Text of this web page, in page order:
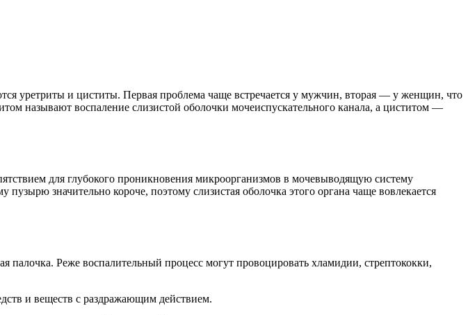
уретриты и циститы. Первая проблема чаще встречается у мужчин, вторая — у женщин, что
называют воспаление слизистой оболочки мочеиспускательного канала, а циститом —
для глубокого проникновения микроорганизмов в мочевыводящую систему
значительно короче, поэтому слизистая оболочка этого органа чаще вовлекается
Реже воспалительный процесс могут провоцировать хламидии, стрептококки,
и веществ с раздражающим действием.